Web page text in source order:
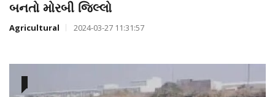
બનતો મોરબી જિલ્લો
Agricultural 2024-03-27 11:31:57